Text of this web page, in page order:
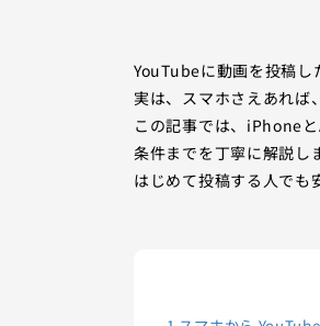
YouTubeに動画を投稿し
実は、スマホさえあれば
この記事では、iPhone
条件までを丁寧に解説し
はじめて投稿する人でも